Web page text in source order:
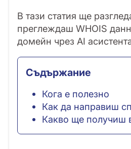
В тази статия ще
преглеждаш WHOIS
домейн чрез AI
Съдържание
Кога е полезно
Как да направиш
Какво ще получиш